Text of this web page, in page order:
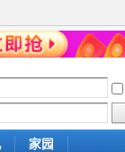
家园